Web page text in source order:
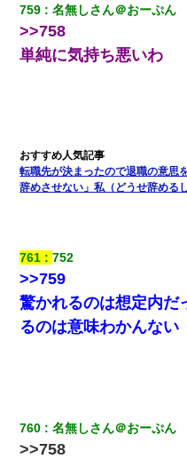
お互い干渉はしないようにし
したので、母が・・・
中途採用のAが部長から呼び
【画像】女上司(30)「終電な
きます！」
断りした。後日Aの企みを知
童貞俺、宅飲みした女友達2
デパートの外商『私さんだと
していて…』私「！？」→ 翌
しくなり・・・
759 名無しさん＠おーぷん
>>758
単純に気持ち悪いわ
転職先が決まったので退職の意思
辞めさせない」私（どうせ辞め
761 752
>>759
驚かれるのは想定内だ
るのは意味わかんない
760 名無しさん＠おーぷん
>>758